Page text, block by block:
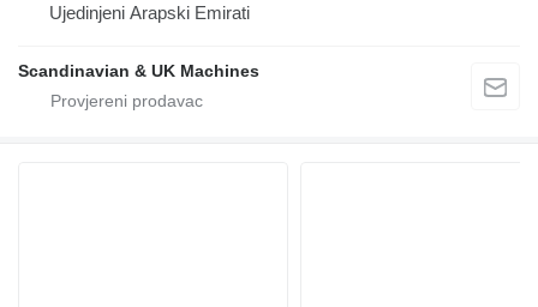
Ujedinjeni Arapski Emirati
Scandinavian & UK Machines